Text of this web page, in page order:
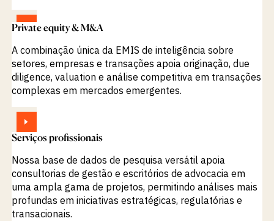
Private equity & M&A
A combinação única da EMIS de inteligência sobre
setores, empresas e transações apoia originação, due
diligence, valuation e análise competitiva em transações
complexas em mercados emergentes.
Serviços profissionais
Nossa base de dados de pesquisa versátil apoia
consultorias de gestão e escritórios de advocacia em
uma ampla gama de projetos, permitindo análises mais
profundas em iniciativas estratégicas, regulatórias e
transacionais.